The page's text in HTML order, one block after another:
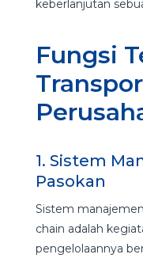
keberlanjutan
Fungsi
1. Sistem
Pasokan
Sistem
chain adalah
pengelolaannya